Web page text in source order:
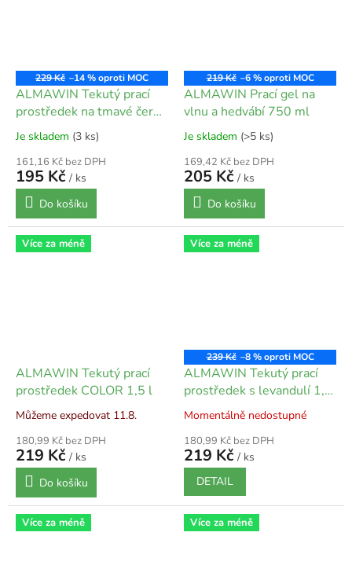
229 Kč –14 %
ALMAWIN Tekutý prací
prostředek na tmavé černé
750 ml
Je skladem (3 ks)
161,16 Kč bez DPH
195 Kč / ks
Do košíku
219 Kč –6 %
ALMAWIN Prací gel na
vlnu a hedvábí 750 ml
Je skladem (>5 ks)
169,42 Kč bez DPH
205 Kč / ks
Do košíku
Více za méně
ALMAWIN Tekutý prací
prostředek COLOR 1,5 l
Můžeme expedovat 11.8.
180,99 Kč bez DPH
219 Kč / ks
Do košíku
Více za méně
239 Kč –8 %
ALMAWIN Tekutý prací
prostředek s levandulí 1,5
lMomentálně nedostupné
180,99 Kč bez DPH
219 Kč / ks
DETAIL
Více za méně Více za méně